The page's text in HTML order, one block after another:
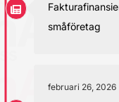
småföretag
februari 26, 2026